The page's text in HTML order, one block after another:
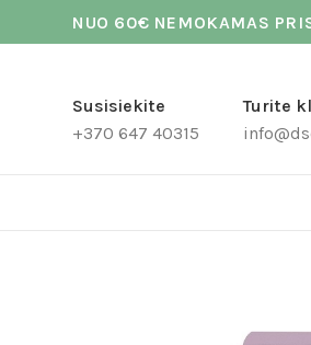
NUO 60€ NEMOKAMAS
Susisiekite
+370 647 40315
Turite